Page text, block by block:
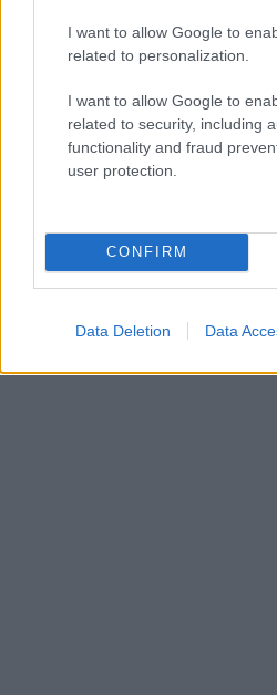
I want to allow Google to
related to personalization.
I want to allow Google to
related to security, including
functionality and fraud
user protection.
CONFIRM
Data Deletion Data